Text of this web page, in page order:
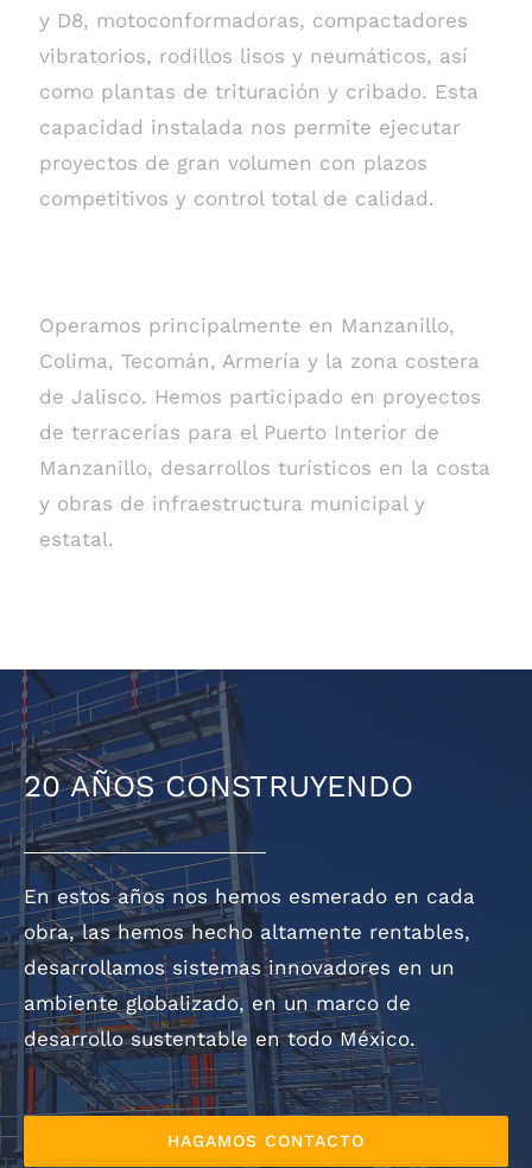
y D8, motoconformadoras, compactadores
vibratorios, rodillos lisos y neumáticos, así
como plantas de trituración y cribado. Esta
capacidad instalada nos permite ejecutar
proyectos de gran volumen con plazos
competitivos y control total de calidad.
Operamos principalmente en Manzanillo,
Colima, Tecomán, Armería y la zona costera
de Jalisco. Hemos participado en proyectos
de terracerías para el Puerto Interior de
Manzanillo, desarrollos turísticos en la costa
y obras de infraestructura municipal y
estatal.
20 AÑOS CONSTRUYENDO
En estos años nos hemos esmerado en cada
obra, las hemos hecho altamente rentables,
desarrollamos sistemas innovadores en un
ambiente globalizado, en un marco de
desarrollo sustentable en todo México.
HAGAMOS CONTACTO